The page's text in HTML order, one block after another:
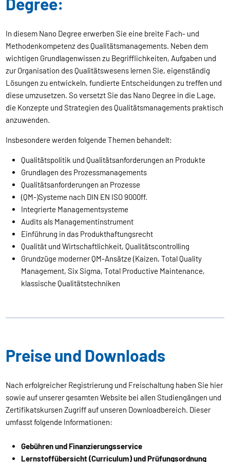
In diesem Nano Degree erwerben Sie eine breite Fach- und
Methodenkompetenz des Qualitätsmanagements. Neben dem
wichtigen Grundlagenwissen zu Begrifflichkeiten, Aufgaben und
zur Organisation des Qualitätswesens lernen Sie, eigenständig
Lösungen zu entwickeln, fundierte Entscheidungen zu treffen und
diese umzusetzen. So versetzt Sie das Nano Degree in die Lage,
die Konzepte und Strategien des Qualitätsmanagements praktisch
anzuwenden.
Insbesondere werden folgende Themen behandelt:
Qualitätspolitik und Qualitätsanforderungen an Produkte
Grundlagen des Prozessmanagements
Qualitätsanforderungen an Prozesse
(QM-)Systeme nach DIN EN ISO 9000ff.
Integrierte Managementsysteme
Audits als Managementinstrument
Einführung in das Produkthaftungsrecht
Qualität und Wirtschaftlichkeit, Qualitätscontrolling
Grundzüge moderner QM-Ansätze (Kaizen, Total Quality
Management, Six Sigma, Total Productive Maintenance,
klassische Qualitätstechniken
Preise und Downloads
Nach erfolgreicher Registrierung und Freischaltung haben Sie hier
sowie auf unserer gesamten Website bei allen Studiengängen und
Zertifikatskursen Zugriff auf unseren Downloadbereich. Dieser
umfasst folgende Informationen:
Gebühren und Finanzierungsservice
Lernstoffübersicht (Curriculum) und Prüfungsordnung